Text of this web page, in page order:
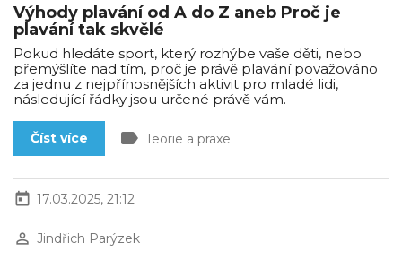
Výhody plavání od A do Z aneb Proč je
plavání tak skvělé
Pokud hledáte sport, který rozhýbe vaše děti, nebo
přemýšlíte nad tím, proč je právě plavání považováno
za jednu z nejpřínosnějších aktivit pro mladé lidi,
následující řádky jsou určené právě vám.
Číst více label Teorie a praxe
today 17.03.2025, 21:12
perm_identity Jindřich Parýzek